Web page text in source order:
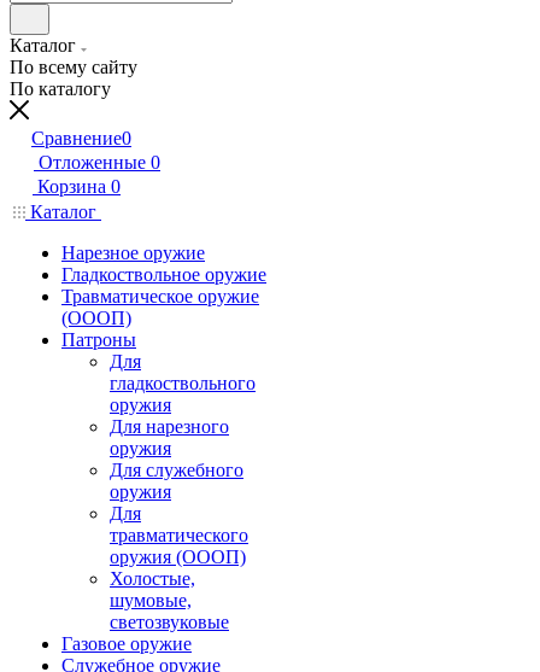
Каталог
По всему сайту
По каталогу
Сравнение0
Отложенные 0
Корзина 0
Каталог
Нарезное оружие
Гладкоствольное оружие
Травматическое оружие
(ОООП)
Патроны
Для
гладкоствольного
оружия
Для нарезного
оружия
Для служебного
оружия
Для
травматического
оружия (ОООП)
Холостые,
шумовые,
светозвуковые
Газовое оружие
Служебное оружие